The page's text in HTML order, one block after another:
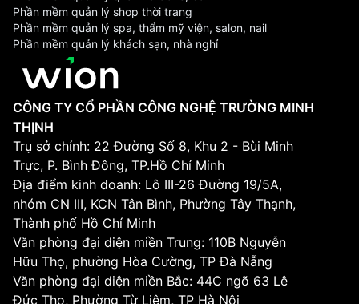
Phần mềm quản lý shop thời trang
Phần mềm quản lý spa, thẩm mỹ viện, salon, nail
Phần mềm quản lý khách sạn, nhà nghỉ
CÔNG TY CỔ PHẦN CÔNG NGHỆ TRƯỜNG MINH
THỊNH
Trụ sở chính: 22 Đường Số 8, Khu 2 - Bùi Minh
Trực, P. Bình Đông, TP.Hồ Chí Minh
Địa điểm kinh doanh: Lô III-26 Đường 19/5A,
nhóm CN III, KCN Tân Bình, Phường Tây Thạnh,
Thành phố Hồ Chí Minh
Văn phòng đại diện miền Trung: 110B Nguyễn
Hữu Thọ, phường Hòa Cường, TP Đà Nẵng
Văn phòng đại diện miền Bắc: 44C ngõ 63 Lê
Đức Thọ, Phường Từ Liêm, TP Hà Nội